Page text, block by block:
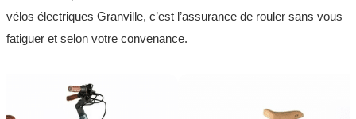
vélos électriques Granville, c’est l’assurance de rouler sans vous
fatiguer et selon votre convenance.